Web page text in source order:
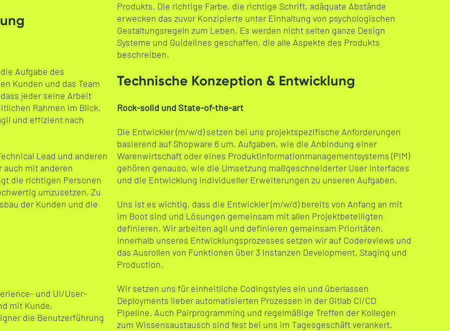
Aufgabe des
Kunden und das Team
jeder seine Arbeit
Rahmen im Blick.
und effizient nach
Lead und anderen
auch mit anderen
die richtigen Personen
umzusetzen. Zu
der Kunden und die
und UI/User-
mit Kunde,
die Benutzerführung
Produkts. Die richtige Farbe, die richtige Schrift, adäquate Abstände
erwecken das zuvor Konzipierte unter Einhaltung von psychologischen
Gestaltungsregeln zum Leben. Es werden nicht selten ganze Design
Systeme und Guidelines geschaffen, die alle Aspekte des Produkts
beschreiben.
Technische Konzeption & Entwicklung
Rock-solid und State-of-the-art
Die Entwickler (m/w/d) setzen bei uns projektspezifische Anforderungen
basierend auf Shopware 6 um. Aufgaben, wie die Anbindung einer
Warenwirtschaft oder eines Produktinformationmanagementsystems (PIM)
gehören genauso, wie die Umsetzung maßgeschneiderter User Interfaces
und die Entwicklung individueller Erweiterungen zu unseren Aufgaben.
Uns ist es wichtig, dass die Entwickler (m/w/d) bereits von Anfang an mit
im Boot sind und Lösungen gemeinsam mit allen Projektbeteiligten
definieren. Wir arbeiten agil und definieren gemeinsam Prioritäten.
Innerhalb unseres Entwicklungsprozesses setzen wir auf Codereviews und
das Ausrollen von Funktionen über 3 Instanzen Development, Staging und
Production.
Wir setzen uns für einheitliche Codingstyles ein und überlassen
Deployments lieber automatisierten Prozessen in der Gitlab CI/CD
Pipeline. Auch Pairprogramming und regelmäßige Treffen der Kollegen
zum Wissensaustausch sind fest bei uns im Tagesgeschäft verankert.